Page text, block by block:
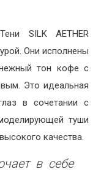
SILK AETHER
Они исполнены
тон кофе с
Это идеальная
в сочетании с
туши
качества.
в себе